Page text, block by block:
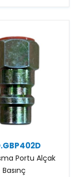
Portu Alçak
Basınç